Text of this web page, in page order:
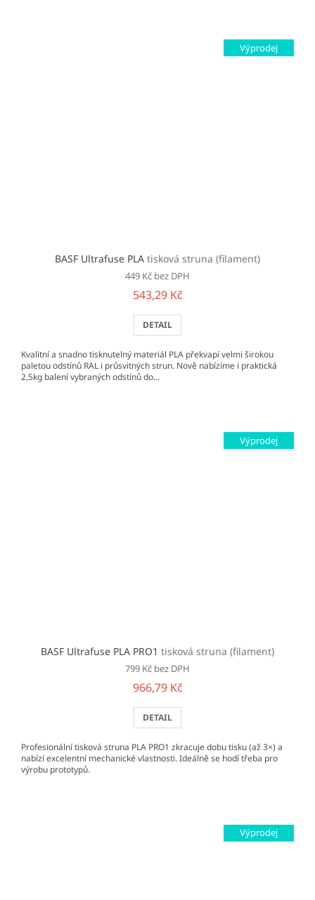
Výprodej
BASF Ultrafuse PLA tisková struna (filament)
449 Kč bez DPH
543,29 Kč
DETAIL
Kvalitní a snadno tisknutelný materiál PLA překvapí velmi širokou
paletou odstínů RAL i průsvitných strun. Nově nabízíme i praktická
2,5kg balení vybraných odstínů do...
Výprodej
BASF Ultrafuse PLA PRO1 tisková struna (filament)
799 Kč bez DPH
966,79 Kč
DETAIL
Profesionální tisková struna PLA PRO1 zkracuje dobu tisku (až 3×) a
nabízí excelentní mechanické vlastnosti. Ideálně se hodí třeba pro
výrobu prototypů.
Výprodej